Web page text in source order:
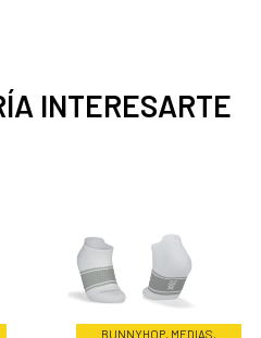
INTERESARTE
BUNNYHOP, MEDIAS,